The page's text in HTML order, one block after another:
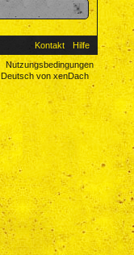
Kontakt
Hilfe
Nutzungsbedingungen
Deutsch von xenDach